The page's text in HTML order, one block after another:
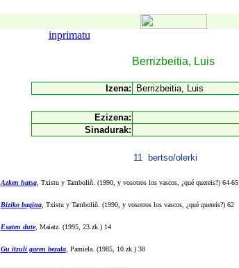
inprimatu
Berrizbeitia, Luis
Izena: Berrizbeitia, Luis
Ezizena:
Sinadurak:
11 bertso/olerki
Azken hatsa, Txistu y Tamboliñ. (1990, y vosotros los vascos, ¿qué quereis?) 64-65
Biziko bagina, Txistu y Tamboliñ. (1990, y vosotros los vascos, ¿qué quereis?) 62
Esaten dute, Maiatz. (1995, 23.zk.) 14
Gu itzuli garen bezala, Pamiela. (1985, 10.zk.) 38